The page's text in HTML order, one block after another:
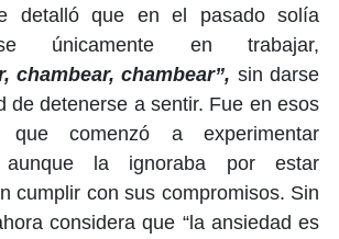
detalló que en el pasado solía
únicamente en trabajar,
chambear, chambear”, sin darse
de detenerse a sentir. Fue en esos
que comenzó a experimentar
aunque la ignoraba por estar
cumplir con sus compromisos. Sin
considera que “la ansiedad es